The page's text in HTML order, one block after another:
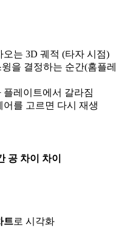
는 3D 궤적 (타자 시점)
을 결정하는 순간(홈플레
레이트에서 갈라짐
를 고르면 다시 재생
공 차이
차이
트로 시각화